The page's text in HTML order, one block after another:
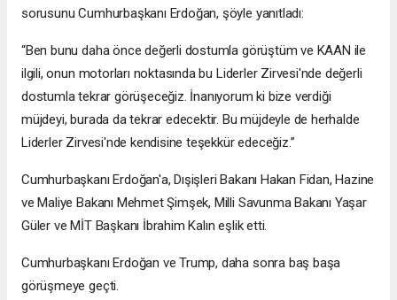
sorusunu Cumhurbaşkanı Erdoğan, şöyle yanıtladı:
“Ben bunu daha önce değerli dostumla görüştüm ve KAAN ile
ilgili, onun motorları noktasında bu Liderler Zirvesi'nde değerli
dostumla tekrar görüşeceğiz. İnanıyorum ki bize verdiği
müjdeyi, burada da tekrar edecektir. Bu müjdeyle de herhalde
Liderler Zirvesi'nde kendisine teşekkür edeceğiz.”
Cumhurbaşkanı Erdoğan'a, Dışişleri Bakanı Hakan Fidan, Hazine
ve Maliye Bakanı Mehmet Şimşek, Milli Savunma Bakanı Yaşar
Güler ve MİT Başkanı İbrahim Kalın eşlik etti.
Cumhurbaşkanı Erdoğan ve Trump, daha sonra baş başa
görüşmeye geçti.